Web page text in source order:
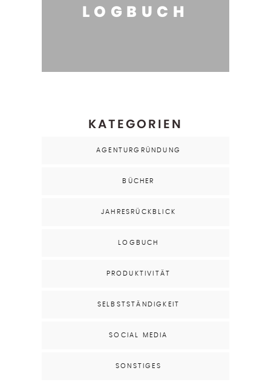
LOGBUCH
KATEGORIEN
AGENTURGRÜNDUNG
BÜCHER
JAHRESRÜCKBLICK
LOGBUCH
PRODUKTIVITÄT
SELBSTSTÄNDIGKEIT
SOCIAL MEDIA
SONSTIGES